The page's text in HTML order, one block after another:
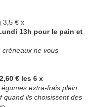
3,5 € x
13h pour le pain et
créneaux ne vous
2,60 € les 6 x
extra-frais plein
quand ils choisissent des